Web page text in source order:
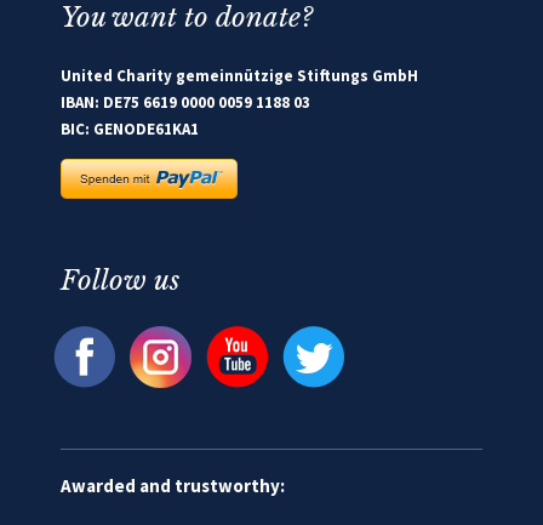
You want to donate?
United Charity gemeinnützige Stiftungs GmbH
IBAN: DE75 6619 0000 0059 1188 03
BIC: GENODE61KA1
Follow us
Awarded and trustworthy: